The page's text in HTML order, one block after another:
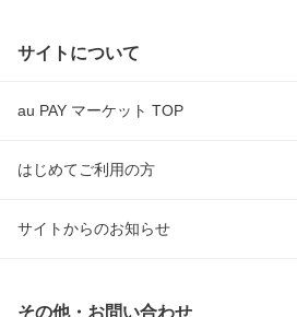
サイトについて
au PAY マーケット TOP
はじめてご利用の方
サイトからのお知らせ
その他・お問い合わせ